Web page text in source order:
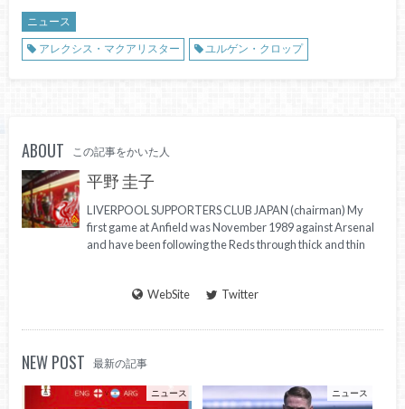
ニュース
アレクシス・マクアリスター
ユルゲン・クロップ
ABOUT この記事をかいた人
平野 圭子
LIVERPOOL SUPPORTERS CLUB JAPAN (chairman) My
first game at Anfield was November 1989 against Arsenal
and have been following the Reds through thick and thin
WebSite Twitter
NEW POST 最新の記事
ニュース ニュース